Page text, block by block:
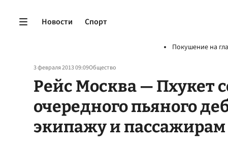
Новости Спорт
Покушение на
3 февраля 2013 09:09Общество
Рейс Москва — Пхукет
очередного пьяного
экипажу и пассажирам